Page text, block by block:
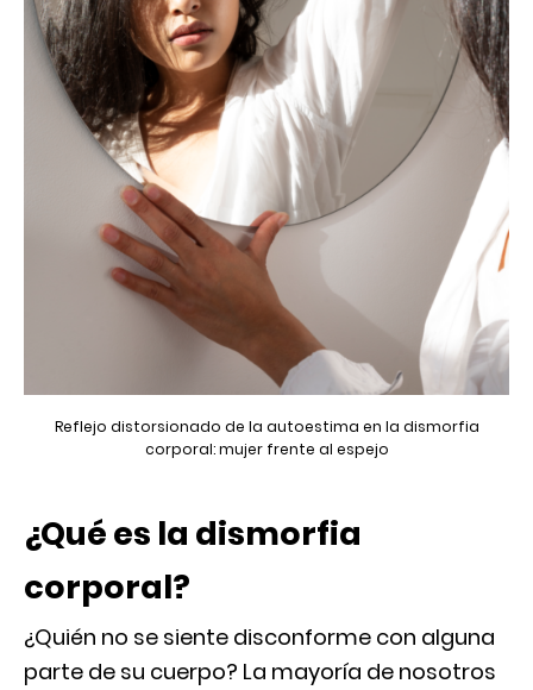
Reflejo distorsionado de la autoestima en la dismorfia
corporal: mujer frente al espejo
¿Qué es la dismorfia
corporal?
¿Quién no se siente disconforme con alguna
parte de su cuerpo? La mayoría de nosotros